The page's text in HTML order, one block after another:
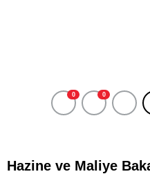
0 0
Hazine ve Maliye